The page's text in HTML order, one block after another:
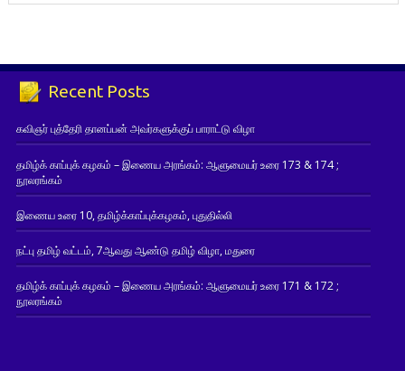
Recent Posts
கவிஞர் புத்தேரி தானப்பன் அவர்களுக்குப் பாராட்டு விழா
தமிழ்க் காப்புக் கழகம் – இணைய அரங்கம்: ஆளுமையர் உரை 173 & 174 ;
நூலரங்கம்
இணைய உரை 10, தமிழ்க்காப்புக்கழகம், புதுதில்லி
நட்பு தமிழ் வட்டம், 7ஆவது ஆண்டு தமிழ் விழா, மதுரை
தமிழ்க் காப்புக் கழகம் – இணைய அரங்கம்: ஆளுமையர் உரை 171 & 172 ;
நூலரங்கம்